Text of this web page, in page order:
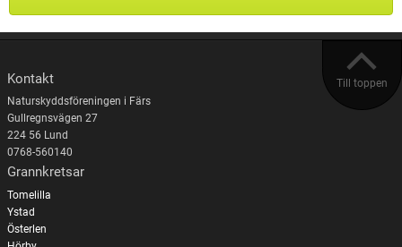
Till toppen
Kontakt
Naturskyddsföreningen i Färs
Gullregnsvägen 27
224 56 Lund
0768-560140
Grannkretsar
Tomelilla
Ystad
Österlen